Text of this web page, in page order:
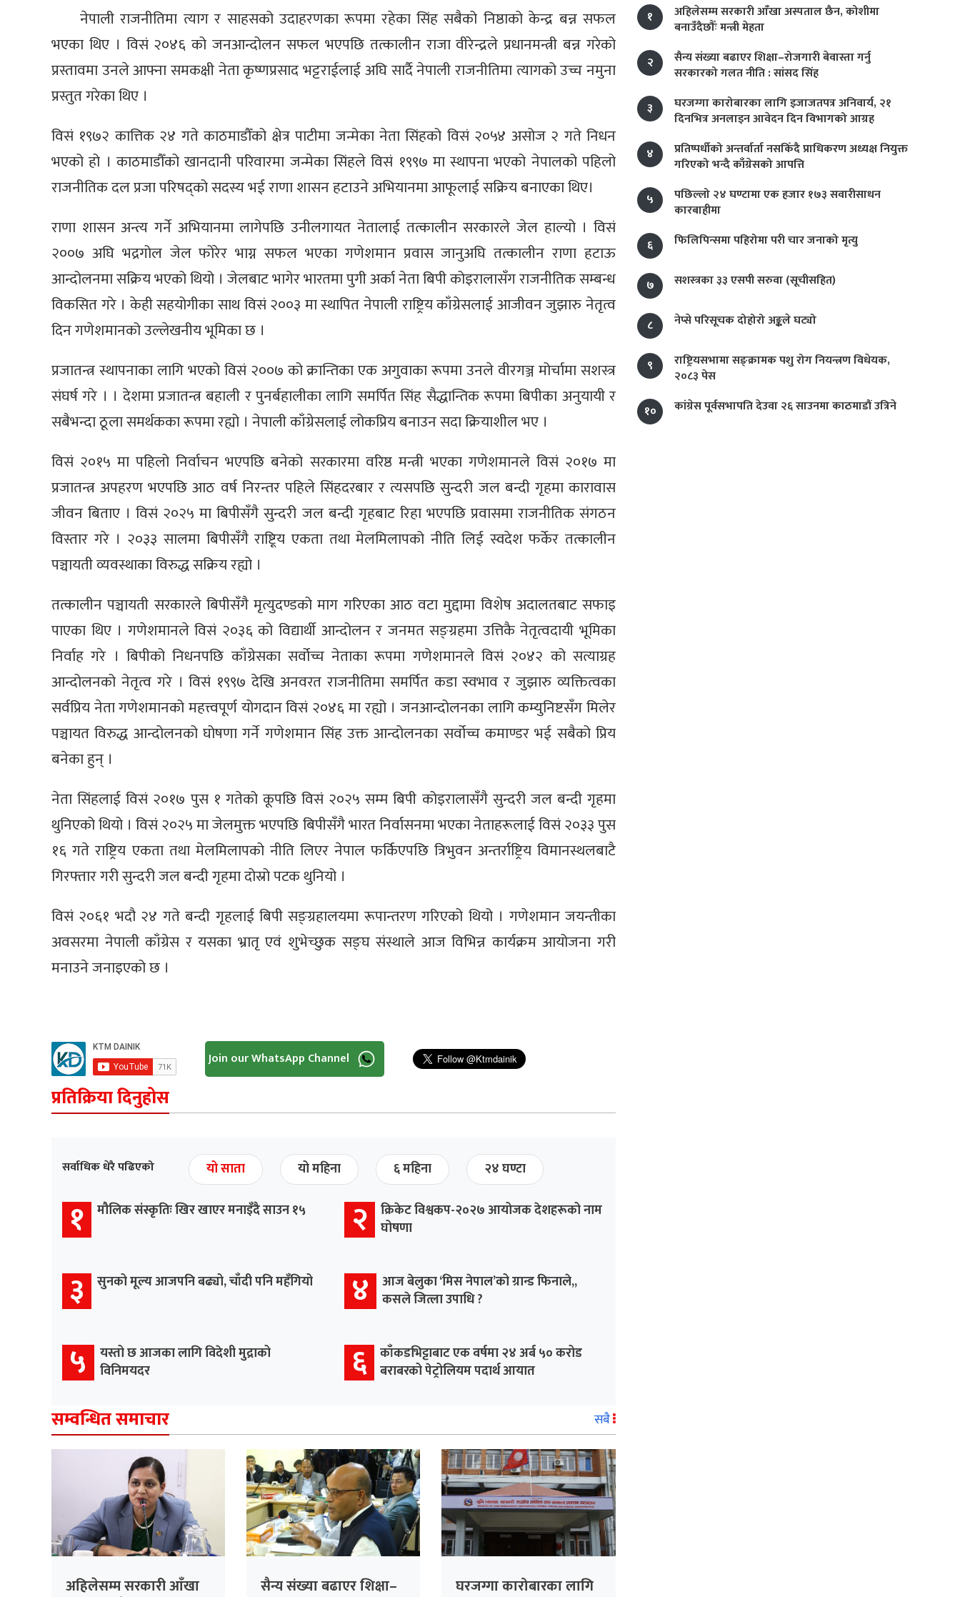
नेपाली राजनीतिमा त्याग र साहसको उदाहरणका रूपमा रहेका सिंह सबैको निष्ठाको केन्द्र बन्न सफल
भएका थिए । विसं २०४६ को जनआन्दोलन सफल भएपछि तत्कालीन राजा वीरेन्द्रले प्रधानमन्त्री बन्न गरेको
प्रस्तावमा उनले आफ्ना समकक्षी नेता कृष्णप्रसाद भट्टराईलाई अघि सार्दै नेपाली राजनीतिमा त्यागको उच्च नमुना
प्रस्तुत गरेका थिए ।
विसं १९७२ कात्तिक २४ गते काठमाडौँको क्षेत्र पाटीमा जन्मेका नेता सिंहको विसं २०५४ असोज २ गते निधन
भएको हो । काठमाडौँको खानदानी परिवारमा जन्मेका सिंहले विसं १९९७ मा स्थापना भएको नेपालको पहिलो
राजनीतिक दल प्रजा परिषद्को सदस्य भई राणा शासन हटाउने अभियानमा आफूलाई सक्रिय बनाएका थिए।
राणा शासन अन्त्य गर्ने अभियानमा लागेपछि उनीलगायत नेतालाई तत्कालीन सरकारले जेल हाल्यो । विसं
२००७ अघि भद्रगोल जेल फोरेर भाग्न सफल भएका गणेशमान प्रवास जानुअघि तत्कालीन राणा हटाऊ
आन्दोलनमा सक्रिय भएको थियो । जेलबाट भागेर भारतमा पुगी अर्का नेता बिपी कोइरालासँग राजनीतिक सम्बन्ध
विकसित गरे । केही सहयोगीका साथ विसं २००३ मा स्थापित नेपाली राष्ट्रिय काँग्रेसलाई आजीवन जुझारु नेतृत्व
दिन गणेशमानको उल्लेखनीय भूमिका छ ।
प्रजातन्त्र स्थापनाका लागि भएको विसं २००७ को क्रान्तिका एक अगुवाका रूपमा उनले वीरगञ्ज मोर्चामा सशस्त्र
संघर्ष गरे । । देशमा प्रजातन्त्र बहाली र पुनर्बहालीका लागि समर्पित सिंह सैद्धान्तिक रूपमा बिपीका अनुयायी र
सबैभन्दा ठूला समर्थकका रूपमा रह्यो । नेपाली काँग्रेसलाई लोकप्रिय बनाउन सदा क्रियाशील भए ।
विसं २०१५ मा पहिलो निर्वाचन भएपछि बनेको सरकारमा वरिष्ठ मन्त्री भएका गणेशमानले विसं २०१७ मा
प्रजातन्त्र अपहरण भएपछि आठ वर्ष निरन्तर पहिले सिंहदरबार र त्यसपछि सुन्दरी जल बन्दी गृहमा कारावास
जीवन बिताए । विसं २०२५ मा बिपीसँगै सुन्दरी जल बन्दी गृहबाट रिहा भएपछि प्रवासमा राजनीतिक संगठन
विस्तार गरे । २०३३ सालमा बिपीसँगै राष्टिूय एकता तथा मेलमिलापको नीति लिई स्वदेश फर्केर तत्कालीन
पञ्चायती व्यवस्थाका विरुद्ध सक्रिय रह्यो ।
तत्कालीन पञ्चायती सरकारले बिपीसँगै मृत्युदण्डको माग गरिएका आठ वटा मुद्दामा विशेष अदालतबाट सफाइ
पाएका थिए । गणेशमानले विसं २०३६ को विद्यार्थी आन्दोलन र जनमत सङ्ग्रहमा उत्तिकै नेतृत्वदायी भूमिका
निर्वाह गरे । बिपीको निधनपछि काँग्रेसका सर्वोच्च नेताका रूपमा गणेशमानले विसं २०४२ को सत्याग्रह
आन्दोलनको नेतृत्व गरे । विसं १९९७ देखि अनवरत राजनीतिमा समर्पित कडा स्वभाव र जुझारु व्यक्तित्वका
सर्वप्रिय नेता गणेशमानको महत्त्वपूर्ण योगदान विसं २०४६ मा रह्यो । जनआन्दोलनका लागि कम्युनिष्टसँग मिलेर
पञ्चायत विरुद्ध आन्दोलनको घोषणा गर्ने गणेशमान सिंह उक्त आन्दोलनका सर्वोच्च कमाण्डर भई सबैको प्रिय
बनेका हुन् ।
नेता सिंहलाई विसं २०१७ पुस १ गतेको कूपछि विसं २०२५ सम्म बिपी कोइरालासँगै सुन्दरी जल बन्दी गृहमा
थुनिएको थियो । विसं २०२५ मा जेलमुक्त भएपछि बिपीसँगै भारत निर्वासनमा भएका नेताहरूलाई विसं २०३३ पुस
१६ गते राष्ट्रिय एकता तथा मेलमिलापको नीति लिएर नेपाल फर्किएपछि त्रिभुवन अन्तर्राष्ट्रिय विमानस्थलबाटै
गिरफ्तार गरी सुन्दरी जल बन्दी गृहमा दोस्रो पटक थुनियो ।
विसं २०६१ भदौ २४ गते बन्दी गृहलाई बिपी सङ्ग्रहालयमा रूपान्तरण गरिएको थियो । गणेशमान जयन्तीका
अवसरमा नेपाली काँग्रेस र यसका भ्रातृ एवं शुभेच्छुक सङ्घ संस्थाले आज विभिन्न कार्यक्रम आयोजना गरी
मनाउने जनाइएको छ ।
Join our WhatsApp Channel
प्रतिक्रिया दिनुहोस
सर्वाधिक धेरै पढिएको यो साता यो महिना ६ महिना २४ घण्टा
१ मौलिक संस्कृतिः खिर खाएर मनाइँदै साउन १५ २ क्रिकेट विश्वकप-२०२७ आयोजक देशहरूको नाम
घोषणा
३ सुनको मूल्य आजपनि बढ्यो, चाँदी पनि महँगियो ४ आज बेलुका ‘मिस नेपाल’को ग्रान्ड फिनाले,,
कसले जित्ला उपाधि ?
५ यस्तो छ आजका लागि विदेशी मुद्राको
विनिमयदर
६ काँकडभिट्टाबाट एक वर्षमा २४ अर्ब ५० करोड
बराबरको पेट्रोलियम पदार्थ आयात
सम्वन्धित समाचार सबै
अहिलेसम्म सरकारी आँखा
सैन्य संख्या बढाएर शिक्षा–
घरजग्गा कारोबारका लागि
१
अहिलेसम्म सरकारी आँखा अस्पताल छैन, कोशीमा
बनाउँदैछौँः मन्त्री मेहता
२
सैन्य संख्या बढाएर शिक्षा–रोजगारी बेवास्ता गर्नु
सरकारको गलत नीति : सांसद सिंह
३
घरजग्गा कारोबारका लागि इजाजतपत्र अनिवार्य, २१
दिनभित्र अनलाइन आवेदन दिन विभागको आग्रह
४
प्रतिष्पर्धीको अन्तर्वार्ता नसकिँदै प्राधिकरण अध्यक्ष नियुक्त
गरिएको भन्दै काँग्रेसको आपत्ति
५
पछिल्लो २४ घण्टामा एक हजार १७३ सवारीसाधन
कारबाहीमा
६
फिलिपिन्समा पहिरोमा परी चार जनाको मृत्यु
७ सशस्त्रका ३३ एसपी सरुवा (सूचीसहित)
८ नेप्से परिसूचक दोहोरो अङ्कले घट्यो
९
राष्ट्रियसभामा सङ्क्रामक पशु रोग नियन्त्रण विधेयक,
२०८३ पेस
१०
कांग्रेस पूर्वसभापति देउवा २६ साउनमा काठमाडौं उत्रिने